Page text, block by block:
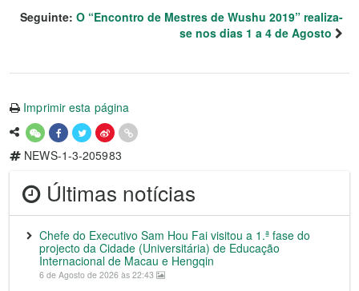
Seguinte: O “Encontro de Mestres de Wushu 2019” realiza-
se nos dias 1 a 4 de Agosto
Imprimir esta página
NEWS-1-3-205983
Últimas notícias
Chefe do Executivo Sam Hou Fai visitou a 1.ª fase do
projecto da Cidade (Universitária) de Educação
Internacional de Macau e Hengqin
6 de Agosto de 2026 às 22:43